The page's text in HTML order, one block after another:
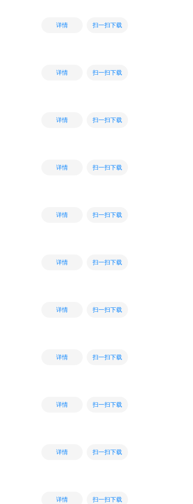
详情 扫一扫下载
详情 扫一扫下载
详情 扫一扫下载
详情 扫一扫下载
详情 扫一扫下载
详情 扫一扫下载
详情 扫一扫下载
详情 扫一扫下载
详情 扫一扫下载
详情 扫一扫下载
详情 扫一扫下载